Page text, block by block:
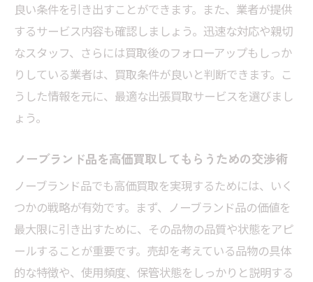
良い条件を引き出すことができます。また、業者が提供
するサービス内容も確認しましょう。迅速な対応や親切
なスタッフ、さらには買取後のフォローアップもしっか
りしている業者は、買取条件が良いと判断できます。こ
うした情報を元に、最適な出張買取サービスを選びまし
ょう。
ノーブランド品を高価買取してもらうための交渉術
ノーブランド品でも高価買取を実現するためには、いく
つかの戦略が有効です。まず、ノーブランド品の価値を
最大限に引き出すために、その品物の品質や状態をアピ
ールすることが重要です。売却を考えている品物の具体
的な特徴や、使用頻度、保管状態をしっかりと説明する